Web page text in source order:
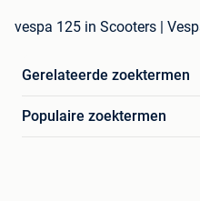
vespa 125 in Scooters |
Gerelateerde zoektermen
Populaire zoektermen